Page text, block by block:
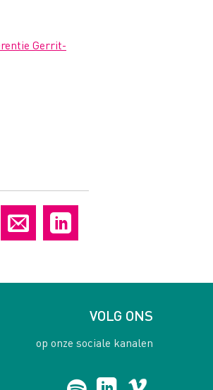
Gerrit-
VOLG ONS
op onze sociale kanalen